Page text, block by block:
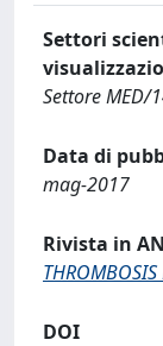
Settori
Settore MED/
Data di
mag-2017
Rivista in
THROMBOSIS
DOI